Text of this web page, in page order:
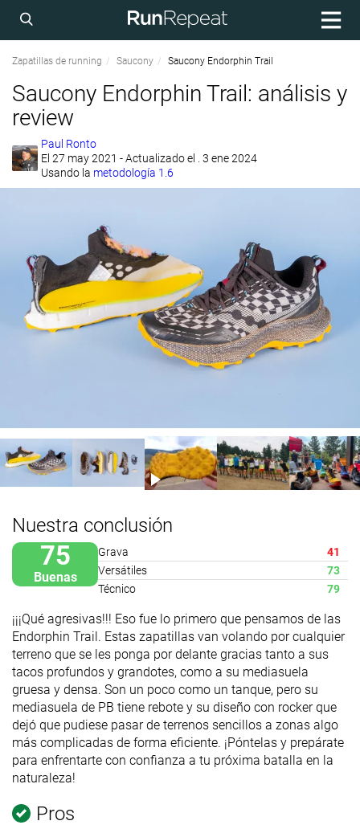
Zapatillas de running Saucony Saucony Endorphin Trail
Saucony Endorphin Trail: análisis y
review
Paul Ronto
El 27 may 2021 - Actualizado el . 3 ene 2024
Usando la metodología 1.6
Nuestra conclusión
75
Buenas
Grava
41
Versátiles
73
Técnico
79
¡¡¡Qué agresivas!!! Eso fue lo primero que pensamos de las
Endorphin Trail. Estas zapatillas van volando por cualquier
terreno que se les ponga por delante gracias tanto a sus
tacos profundos y grandotes, como a su mediasuela
gruesa y densa. Son un poco como un tanque, pero su
mediasuela de PB tiene rebote y su diseño con rocker que
dejó que pudiese pasar de terrenos sencillos a zonas algo
más complicadas de forma eficiente. ¡Póntelas y prepárate
para enfrentarte con confianza a tu próxima batalla en la
naturaleza!
Pros